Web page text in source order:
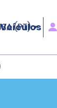
Veículos
(PT)